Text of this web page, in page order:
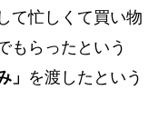
て忙しくて買い物
もらったという
」
を渡したという